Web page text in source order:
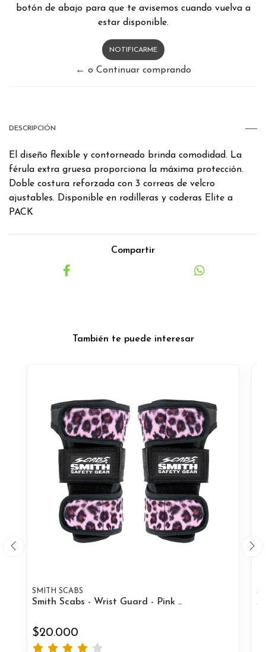
botón de abajo para que te avisemos cuando vuelva a
estar disponible.
NOTIFICARME
← o Continuar comprando
DESCRIPCIÓN
El diseño flexible y contorneado brinda comodidad. La
férula extra gruesa proporciona la máxima protección.
Doble costura reforzada con 3 correas de velcro
ajustables. Disponible en rodilleras y coderas Elite a
PACK
Compartir
También te puede interesar
SMITH SCABS
Smith Scabs - Wrist Guard - Pink ..
$20.000